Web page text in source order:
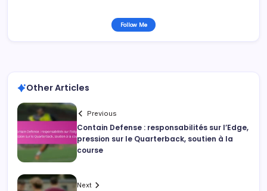
Follow Me
Other Articles
Previous
Contain Defense : responsabilités sur l’Edge,
pression sur le Quarterback, soutien à la
course
Next